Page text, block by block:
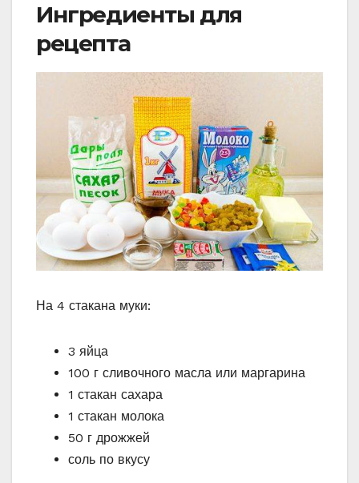
Ингредиенты для
рецепта
На 4 стакана муки:
3 яйца
100 г сливочного масла или маргарина
1 стакан сахара
1 стакан молока
50 г дрожжей
соль по вкусу